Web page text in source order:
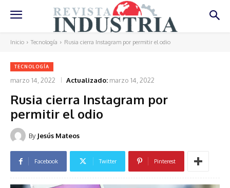
Inicio Tecnología Rusia cierra Instagram por permitir el odio
TECNOLOGÍA
marzo 14, 2022 Actualizado: marzo 14, 2022
Rusia cierra Instagram por
permitir el odio
By Jesús Mateos
Facebook Twitter Pinterest